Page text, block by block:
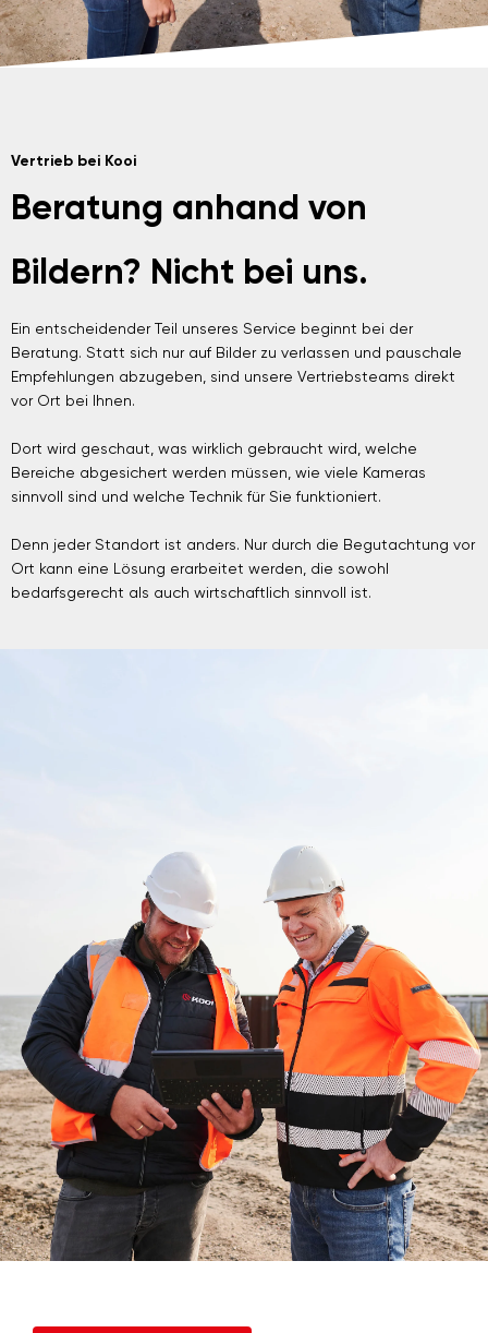
Vertrieb bei Kooi
Beratung anhand von
Bildern? Nicht bei uns.
Ein entscheidender Teil unseres Service beginnt bei der
Beratung. Statt sich nur auf Bilder zu verlassen und pauschale
Empfehlungen abzugeben, sind unsere Vertriebsteams direkt
vor Ort bei Ihnen.
Dort wird geschaut, was wirklich gebraucht wird, welche
Bereiche abgesichert werden müssen, wie viele Kameras
sinnvoll sind und welche Technik für Sie funktioniert.
Denn jeder Standort ist anders. Nur durch die Begutachtung vor
Ort kann eine Lösung erarbeitet werden, die sowohl
bedarfsgerecht als auch wirtschaftlich sinnvoll ist.